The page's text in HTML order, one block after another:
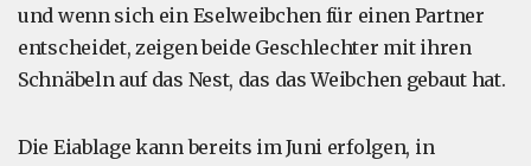
und wenn sich ein Eselweibchen für einen Partner
entscheidet, zeigen beide Geschlechter mit ihren
Schnäbeln auf das Nest, das das Weibchen gebaut hat.
Die Eiablage kann bereits im Juni erfolgen, in